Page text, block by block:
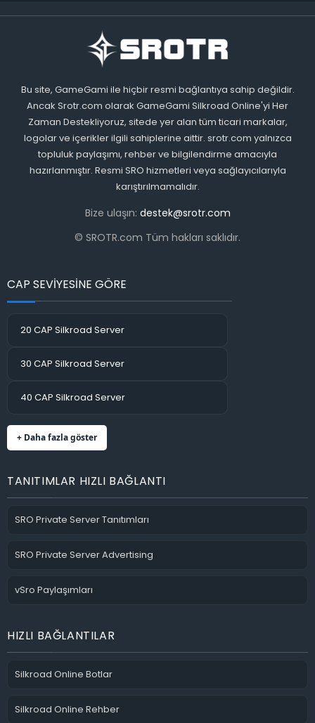
Bu site, GameGami ile hiçbir resmi bağlantıya sahip değildir.
Ancak Srotr.com olarak GameGami Silkroad Online'yi Her
Zaman Destekliyoruz, sitede yer alan tüm ticari markalar,
logolar ve içerikler ilgili sahiplerine aittir. srotr.com yalnızca
topluluk paylaşımı, rehber ve bilgilendirme amacıyla
hazırlanmıştır. Resmi SRO hizmetleri veya sağlayıcılarıyla
karıştırılmamalıdır.
Bize ulaşın: destek@srotr.com
© SROTR.com Tüm hakları saklıdır.
CAP SEVİYESİNE GÖRE
20 CAP Silkroad Server
30 CAP Silkroad Server
40 CAP Silkroad Server
+ Daha fazla göster
TANITIMLAR HIZLI BAĞLANTI
SRO Private Server Tanıtımları
SRO Private Server Advertising
vSro Paylaşımları
HIZLI BAĞLANTILAR
Silkroad Online Botlar
Silkroad Online Rehber